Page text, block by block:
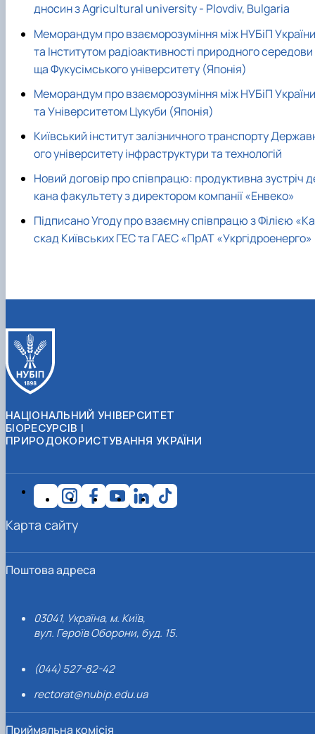
дносин з Agricultural university - Plovdiv, Bulgaria
Меморандум про взаєморозуміння між НУБіП України
та Інститутом радіоактивності природного середови
ща Фукусімського університету (Японія)
Меморандум про взаєморозуміння між НУБіП України
та Університетом Цукуби (Японія)
Київський інститут залізничного транспорту
ого університету інфраструктури та технологій
Новий договір про співпрацю: продуктивна зустріч
кана факультету з директором компанії «Енвеко»
Підписано Угоду про взаємну співпрацю з Філією «Ка
скад Київських ГЕС та ГАЕС «ПрАТ «Укргідроенерго»
НАЦІОНАЛЬНИЙ УНІВЕРСИТЕТ
БІОРЕСУРСІВ І
ПРИРОДОКОРИСТУВАННЯ УКРАЇНИ
Поштова адреса
03041, Україна, м. Київ,
вул. Героїв Оборони, буд. 15.
(044) 527-82-42
rectorat@nubip.edu.ua
Приймальна комісія
Карта сайту